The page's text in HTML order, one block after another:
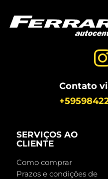
Contato
SERVIÇOS AO
CLIENTE
Como comprar
Prazos e condições de